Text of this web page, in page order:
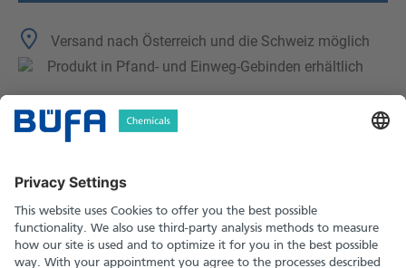
Versand nach Österreich und die Schweiz möglich
Produkt in Pfand- und Einweg-Gebinden erhältlich
Technische Merkmale
Sicherheitshinweise